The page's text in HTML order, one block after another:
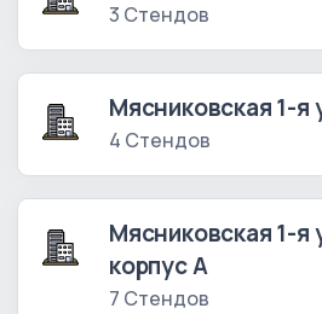
3 Стендов
Мясниковская 1-
4 Стендов
Мясниковская 1-
корпус А
7 Стендов